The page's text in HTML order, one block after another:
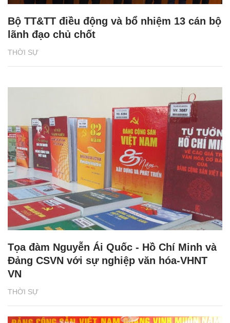
THỜI SỰ
Bộ TT&TT điều động và bổ nhiệm 13 cán bộ
lãnh đạo chủ chốt
THỜI SỰ
Tọa đàm Nguyễn Ái Quốc - Hồ Chí Minh và
Đảng CSVN với sự nghiệp văn hóa-VHNT
VN